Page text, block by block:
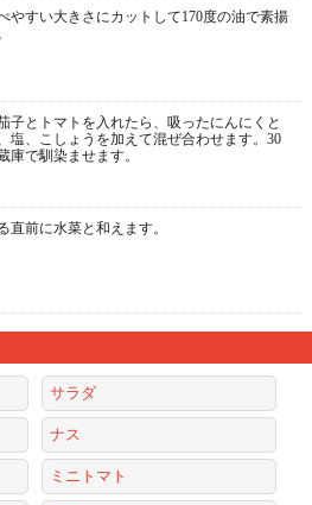
やすい大きさにカットして170度の油で素揚
子とトマトを入れたら、吸ったにんにくと
塩、こしょうを加えて混ぜ合わせます。30
庫で馴染ませます。
直前に水菜と和えます。
サラダ
ナス
ミニトマト